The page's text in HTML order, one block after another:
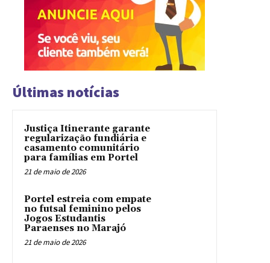
Últimas notícias
Justiça Itinerante garante
regularização fundiária e
casamento comunitário
para famílias em Portel
21 de maio de 2026
Portel estreia com empate
no futsal feminino pelos
Jogos Estudantis
Paraenses no Marajó
21 de maio de 2026